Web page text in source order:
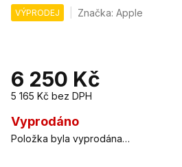
VÝPRODEJ Značka:Apple
6 250 Kč
5 165 Kč bez DPH
Měrná
cena:
Vyprodáno
Položka byla vyprodána…